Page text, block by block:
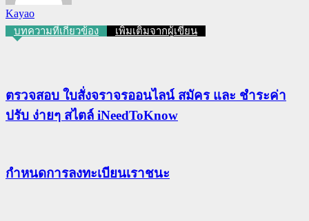
Kayao
บทความที่เกี่ยวข้อง เพิ่มเติมจากผู้เขียน
ตรวจสอบ ใบสั่งจราจรออนไลน์ สมัคร และ ชำระค่า
ปรับ ง่ายๆ สไตล์ iNeedToKnow
กําหนดการลงทะเบียนเราชนะ